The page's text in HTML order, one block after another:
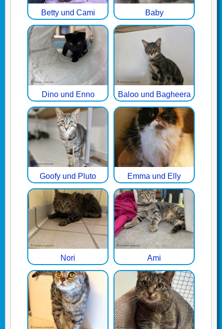
Betty und Cami Baby
Dino und Enno Baloo und Bagheera
Goofy und Pluto Emma und Elly
Nori Ami